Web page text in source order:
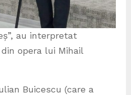
au interpretat
opera lui Mihail
Buicescu (care a